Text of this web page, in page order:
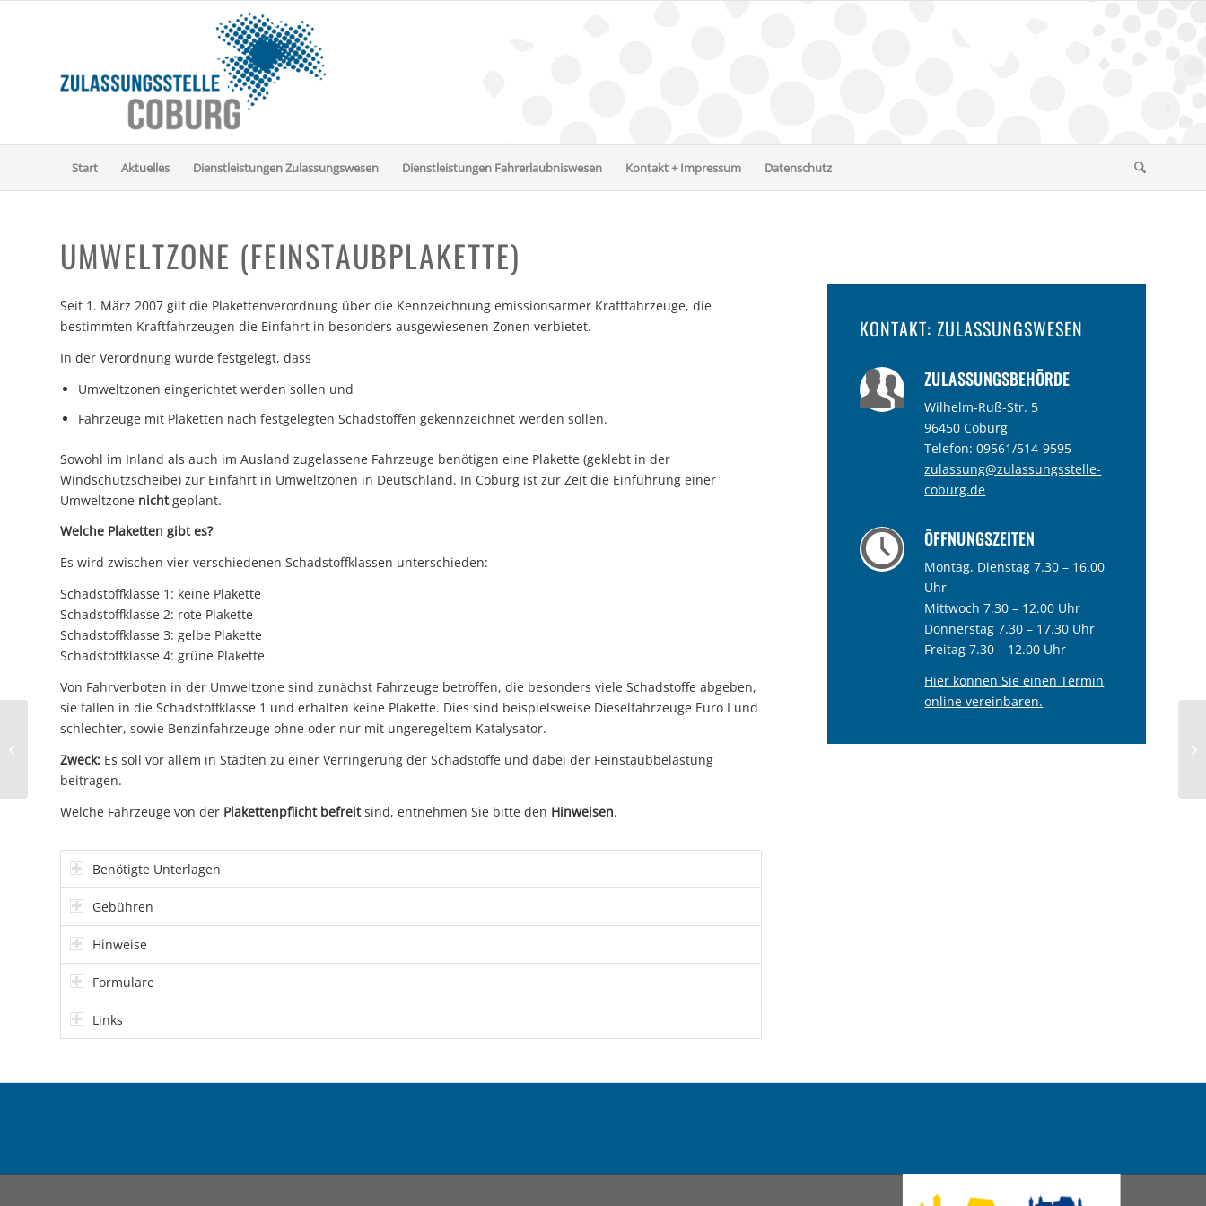
Start Aktuelles Dienstleistungen Zulassungswesen Dienstleistungen Fahrerlaubniswesen Kontakt + Impressum Datenschutz
UMWELTZONE (FEINSTAUBPLAKETTE)
Seit 1. März 2007 gilt die Plakettenverordnung über die Kennzeichnung emissionsarmer Kraftfahrzeuge, die
bestimmten Kraftfahrzeugen die Einfahrt in besonders ausgewiesenen Zonen verbietet.
In der Verordnung wurde festgelegt, dass
Umweltzonen eingerichtet werden sollen und
Fahrzeuge mit Plaketten nach festgelegten Schadstoffen gekennzeichnet werden sollen.
Sowohl im Inland als auch im Ausland zugelassene Fahrzeuge benötigen eine Plakette (geklebt in der
Windschutzscheibe) zur Einfahrt in Umweltzonen in Deutschland. In Coburg ist zur Zeit die Einführung einer
Umweltzone nichtgeplant.
Welche Plaketten gibt es?
Es wird zwischen vier verschiedenen Schadstoffklassen unterschieden:
Schadstoffklasse 1: keine Plakette
Schadstoffklasse 2: rote Plakette
Schadstoffklasse 3: gelbe Plakette
Schadstoffklasse 4: grüne Plakette
Von Fahrverboten in der Umweltzone sind zunächst Fahrzeuge betroffen, die besonders viele Schadstoffe abgeben,
sie fallen in die Schadstoffklasse 1 und erhalten keine Plakette. Dies sind beispielsweise Dieselfahrzeuge Euro I und
schlechter, sowie Benzinfahrzeuge ohne oder nur mit ungeregeltem Katalysator.
Zweck: Es soll vor allem in Städten zu einer Verringerung der Schadstoffe und dabei der Feinstaubbelastung
beitragen.
Welche Fahrzeuge von der Plakettenpflicht befreitsind, entnehmen Sie bitte den Hinweisen.
Benötigte Unterlagen
Gebühren
Hinweise
Formulare
Links
KONTAKT: ZULASSUNGSWESEN
ZULASSUNGSBEHÖRDE
Wilhelm-Ruß-Str. 5
96450 Coburg
Telefon:09561/514-9595
zulassung@zulassungsstelle-
coburg.de
ÖFFNUNGSZEITEN
Montag, Dienstag 7.30 – 16.00
Uhr
Mittwoch 7.30 – 12.00 Uhr
Donnerstag 7.30 – 17.30 Uhr
Freitag 7.30 – 12.00 Uhr
Hier können Sie einen Termin
online vereinbaren.
Umschreibung eines Fahrzeuges von
Halter...